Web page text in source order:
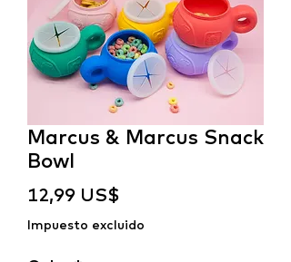
Marcus & Marcus Snack
Bowl
12,99 US$
Impuesto excluido